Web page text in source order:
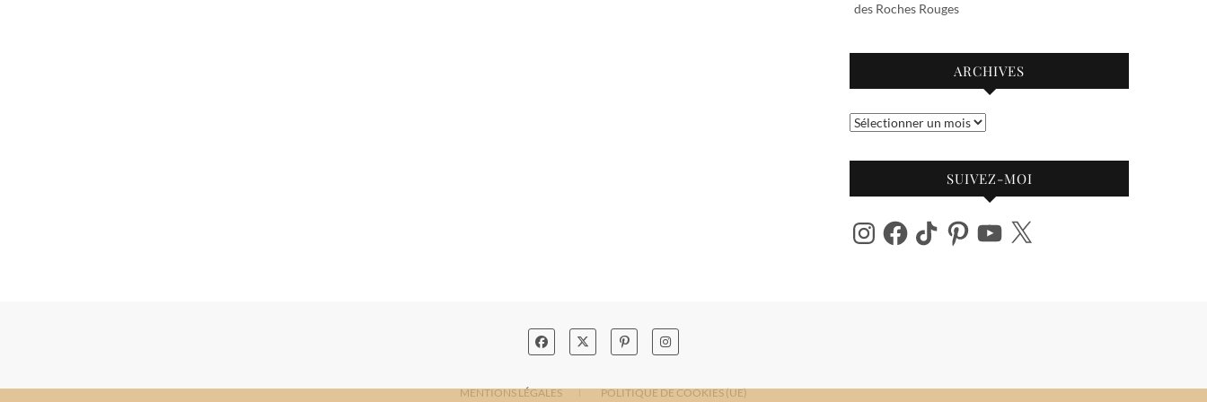
des Roches Rouges
ARCHIVES
Archives
SUIVEZ-MOI
InstagramFacebook
TikTok PinterestYouTube
X
MENTIONS LÉGALES POLITIQUE DE COOKIES (UE)